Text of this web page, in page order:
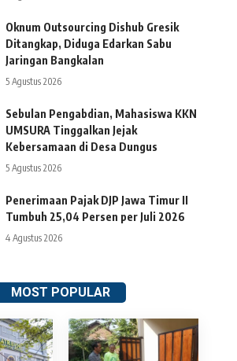
Oknum Outsourcing Dishub Gresik
Ditangkap, Diduga Edarkan Sabu
Jaringan Bangkalan
5 Agustus 2026
Sebulan Pengabdian, Mahasiswa KKN
UMSURA Tinggalkan Jejak
Kebersamaan di Desa Dungus
5 Agustus 2026
Penerimaan Pajak DJP Jawa Timur II
Tumbuh 25,04 Persen per Juli 2026
4 Agustus 2026
MOST POPULAR